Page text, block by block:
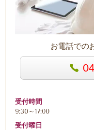
お電話での
受付時間
9:30～17:00
受付曜日